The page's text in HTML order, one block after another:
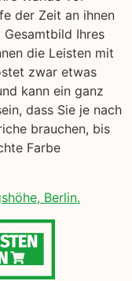
der Zeit an ihnen
Ihres
die Leisten mit
zwar etwas
kann ein ganz
dass Sie je nach
brauchen, bis
Farbe
Berlin.